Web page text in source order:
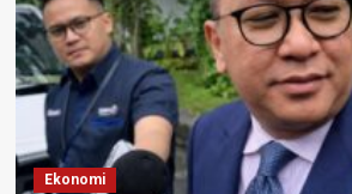
Hybrid
Sendiri,
Harga
Lebih
Terjangkau?
Ekonomi